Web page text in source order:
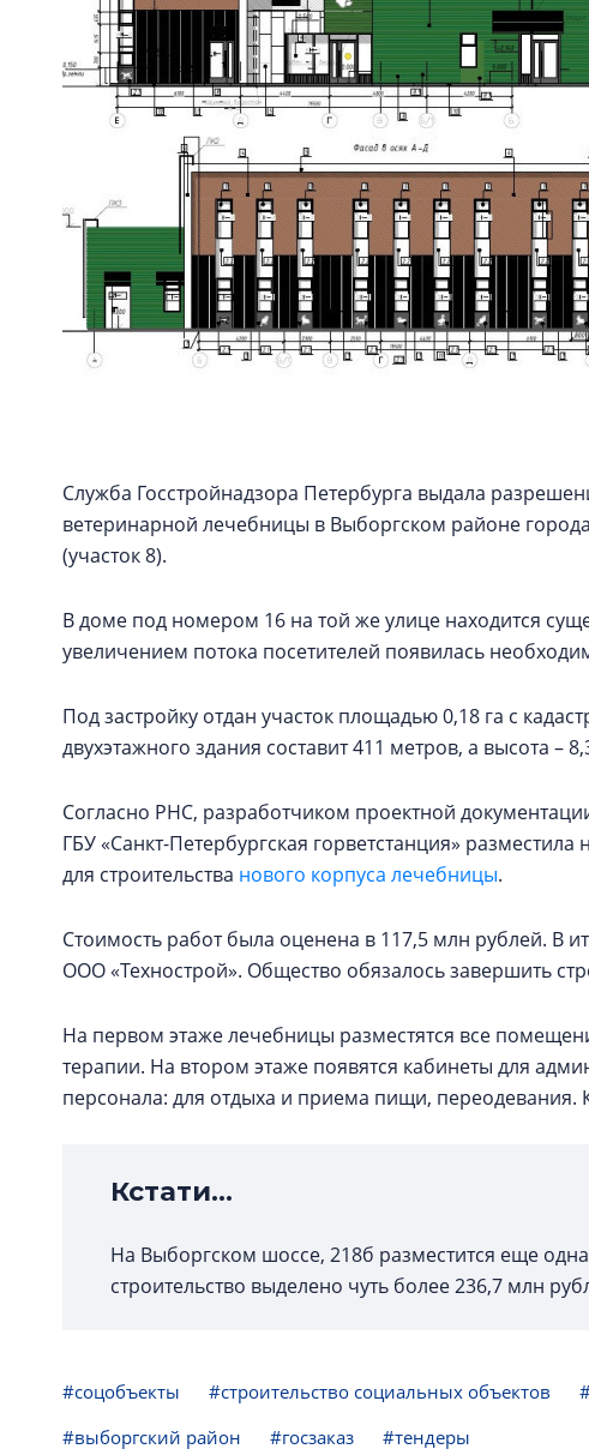
Служба Госстройнадзора Петербурга выдала
ветеринарной лечебницы в Выборгском районе
(участок 8).
В доме под номером 16 на той же улице находится
увеличением потока посетителей появилась
Под застройку отдан участок площадью 0,18 га с
двухэтажного здания составит 411 метров, а высота –
Согласно РНС, разработчиком проектной
ГБУ «Санкт-Петербургская горветстанция»
для строительства нового корпуса лечебницы.
Стоимость работ была оценена в 117,5 млн рублей. В
ООО «Технострой». Общество обязалось завершить
На первом этаже лечебницы разместятся все
терапии. На втором этаже появятся кабинеты для
персонала: для отдыха и приема пищи, переодевания.
Кстати...
На Выборгском шоссе, 218б разместится еще одна
строительство выделено чуть более 236,7 млн
#соцобъекты #строительство социальных объектов
#выборгский район
#госзаказ #тендеры